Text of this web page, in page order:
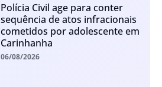
Polícia Civil age para conter
sequência de atos infracionais
cometidos por adolescente em
Carinhanha
06/08/2026